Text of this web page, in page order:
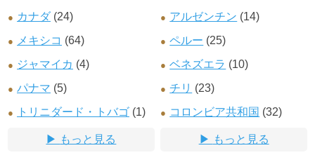
カナダ(24)
メキシコ (64)
ジャマイカ (4)
パナマ (5)
トリニダード・トバゴ (1)
もっと見る
アルゼンチン (14)
ペルー (25)
ベネズエラ (10)
チリ (23)
コロンビア共和国 (32)
もっと見る